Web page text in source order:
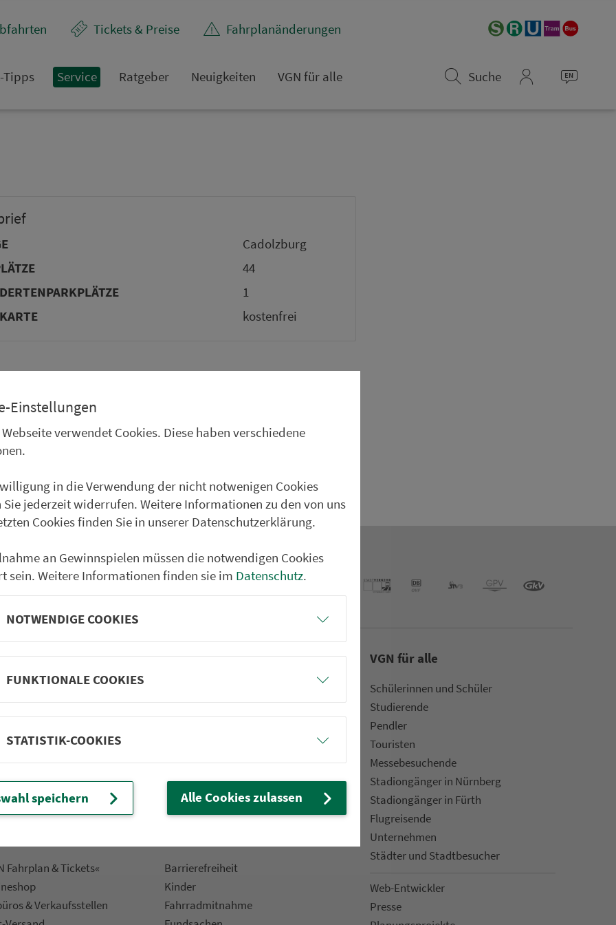
Tickets & Preise Fahr­plan­ände­rungen
Tipps Service Rat­ge­ber Neuigkeiten VGN für alle
Suche
Cadolzburg
44
1
kos­ten­frei
Gewähr)
Nürn­berg
1.100 Linien.
Partner im VGN
Frei­zeit-Tipps
Bonusziele
Genusstouren
Radtouren
Fahrplan & Tickets«
& Ver­kaufs­stel­len
Bar­ri­e­re­frei­heit
Kinder
Fahr­rad­mit­nah­me
VGN für alle
Schülerinnen und Schüler
Stu­die­rende
Pendler
Touristen
Mes­se­be­suchende
Sta­di­on­gän­ger in Nürn­berg
Sta­di­on­gän­ger in Fürth
Flug­rei­sen­de
Un­ter­neh­men
Städter und Stadt­be­su­cher
Web-Entwickler
Presse
Einstellungen
Webseite verwendet Cookies. Diese haben verschiedene
in die Verwendung der nicht notwenigen Cookies
Sie jederzeit widerrufen. Weitere Informationen zu den von uns
Cookies finden Sie in unserer Datenschutzerklärung.
an Gewinnspielen müssen die notwendigen Cookies
sein. Weitere Informationen finden sie im Datenschutz.
NOTWENDIGE COOKIES
FUNKTIONALE COOKIES
STATISTIK-COOKIES
speichern Alle Cookies zulassen